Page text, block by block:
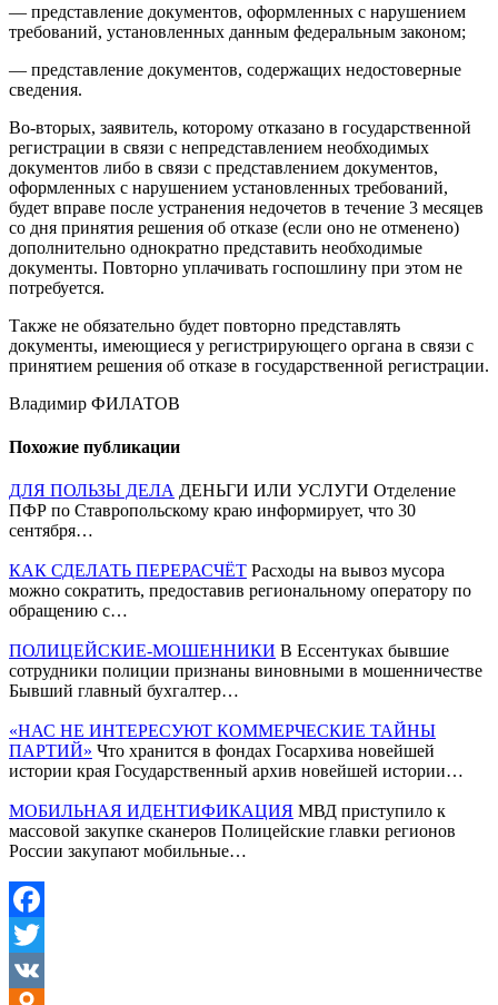
— представление документов, оформленных с нарушением
требований, установленных данным федеральным законом;
— представление документов, содержащих недостоверные
сведения.
Во-вторых, заявитель, которому отказано в государственной
регистрации в связи с непредставлением необходимых
документов либо в связи с представлением документов,
оформленных с нарушением установленных требований,
будет вправе после устранения недочетов в течение 3 месяцев
со дня принятия решения об отказе (если оно не отменено)
дополнительно однократно представить необходимые
документы. Повторно уплачивать госпошлину при этом не
потребуется.
Также не обязательно будет повторно представлять
документы, имеющиеся у регистрирующего органа в связи с
принятием решения об отказе в государственной регистрации.
Владимир ФИЛАТОВ
Похожие публикации
ДЛЯ ПОЛЬЗЫ ДЕЛА ДЕНЬГИ ИЛИ УСЛУГИ Отделение
ПФР по Ставропольскому краю информирует, что 30
сентября…
КАК СДЕЛАТЬ ПЕРЕРАСЧЁТ Расходы на вывоз мусора
можно сократить, предоставив региональному оператору по
обращению с…
ПОЛИЦЕЙСКИЕ-МОШЕННИКИ В Ессентуках бывшие
сотрудники полиции признаны виновными в мошенничестве
Бывший главный бухгалтер…
«НАС НЕ ИНТЕРЕСУЮТ КОММЕРЧЕСКИЕ ТАЙНЫ
ПАРТИЙ» Что хранится в фондах Госархива новейшей
истории края Государственный архив новейшей истории…
МОБИЛЬНАЯ ИДЕНТИФИКАЦИЯ МВД приступило к
массовой закупке сканеров Полицейские главки регионов
России закупают мобильные…
Facebook
Twitter